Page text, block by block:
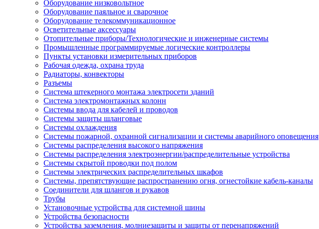
Оборудование низковольтное
Оборудование паяльное и сварочное
Оборудование телекоммуникационное
Осветительные аксессуары
Отопительные приборы/Технологические и инженерные системы
Промышленные программируемые логические контроллеры
Пункты установки измерительных приборов
Рабочая одежда, охрана труда
Радиаторы, конвекторы
Разъемы
Система штекерного монтажа электросети зданий
Система электромонтажных колонн
Системы ввода для кабелей и проводов
Системы защиты шланговые
Системы охлаждения
Системы пожарной, охранной сигнализации и системы аварийного оповещения
Системы распределения высокого напряжения
Системы распределения электроэнергии/распределительные устройства
Системы скрытой проводки под полом
Системы электрических распределительных шкафов
Системы, препятствующие распространению огня, огнестойкие кабель-каналы
Соединители для шлангов и рукавов
Трубы
Установочные устройства для системной шины
Устройства безопасности
Устройства заземления, молниезащиты и защиты от перенапряжений